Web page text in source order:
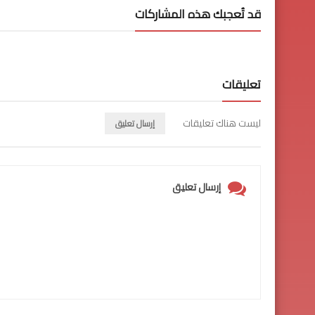
قد تُعجبك هذه المشاركات
تعليقات
ليست هناك تعليقات إرسال تعليق
إرسال تعليق